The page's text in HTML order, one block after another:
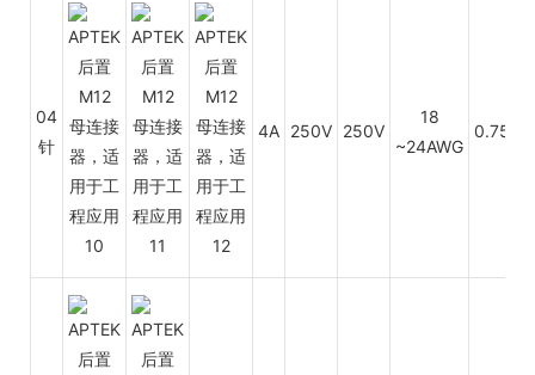
04
针
4A 250V 250V
18
~24AWG